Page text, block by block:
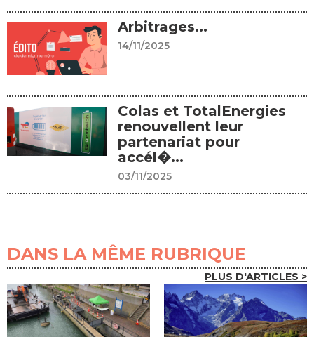
Arbitrages...
14/11/2025
Colas et TotalEnergies
renouvellent leur
partenariat pour
accél�...
03/11/2025
DANS LA MÊME RUBRIQUE
PLUS D'ARTICLES >